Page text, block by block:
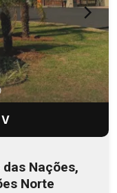
Nações,
Norte